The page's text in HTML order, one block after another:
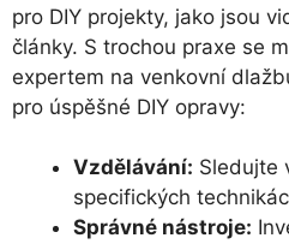
pro DIY projekty, jako jsou
články. S trochou praxe se
expertem na venkovní
pro úspěšné DIY opravy:
Vzdělávání: Sledujte
specifických
Správné nástroje: